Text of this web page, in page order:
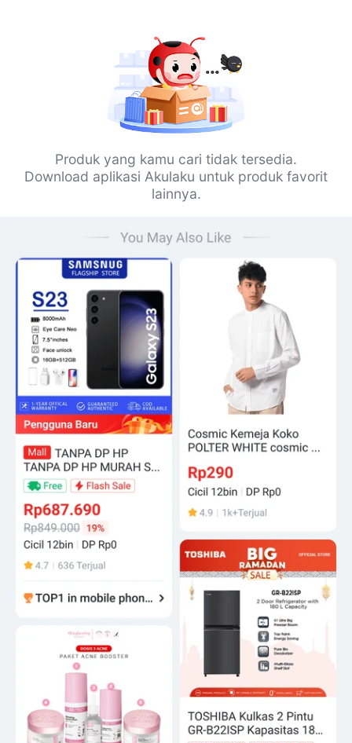
Produk yang kamu cari tidak tersedia.
Download aplikasi Akulaku untuk produk favorit
lainnya.